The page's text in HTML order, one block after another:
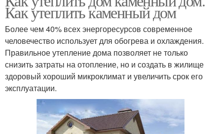
Как утеплить каменный дом
Более чем 40% всех энергоресурсов современное
человечество использует для обогрева и охлаждения.
Правильное утепление дома позволяет не только
снизить затраты на отопление, но и создать в жилище
здоровый хороший микроклимат и увеличить срок его
эксплуатации.